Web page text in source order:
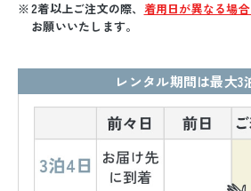
2着以上ご注文の際、 着用日が異なる場
お願いいたします。
レンタル期間は最大3